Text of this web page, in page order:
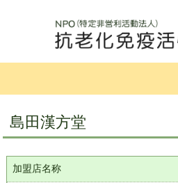
島田漢方堂
加盟店名称